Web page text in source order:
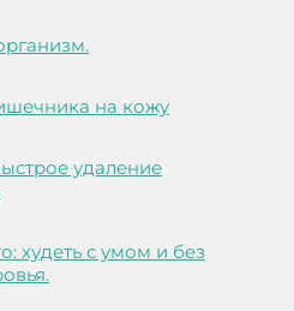
на кожу
удаление
худеть с умом и без